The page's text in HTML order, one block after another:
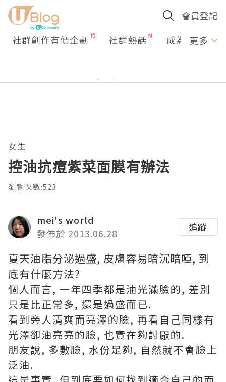
會員登記
社群創作有價企劃 社群熱話 成為U更多
女生
控油抗痘紫菜面膜有辦法
瀏覽次數:523
mei's world
發佈於 2013.06.28
追蹤
夏天油脂分泌過盛, 皮膚容易暗沉暗啞, 到
底有什麼方法?
個人而言, 一年四季都是油光滿臉的, 差別
只是比正常多, 還是過盛而已.
看到旁人清爽而亮澤的臉, 再看自己同樣有
光澤卻油亮亮的臉, 也實在夠討厭的.
朋友說, 多敷臉, 水份足夠, 自然就不會臉上
泛油.